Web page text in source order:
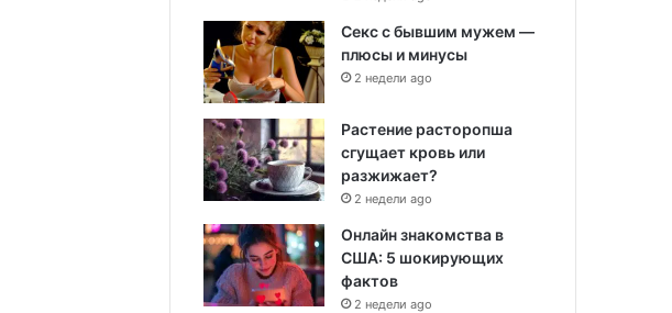
Секс с бывшим мужем —
плюсы и минусы
2 недели ago
Растение расторопша
сгущает кровь или
разжижает?
2 недели ago
Онлайн знакомства в
США: 5 шокирующих
фактов
2 недели ago